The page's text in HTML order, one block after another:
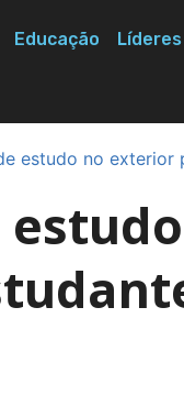
Educação
estudo no exterior